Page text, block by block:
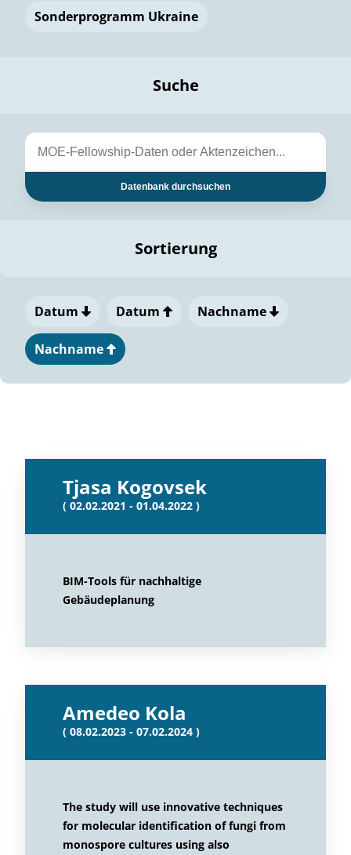
Sonderprogramm Ukraine
Suche
Datenbank durchsuchen
Sortierung
Datum Datum Nachname
Nachname
Tjasa Kogovsek
( 02.02.2021 - 01.04.2022 )
BIM-Tools für nachhaltige
Gebäudeplanung
Amedeo Kola
( 08.02.2023 - 07.02.2024 )
The study will use innovative techniques
for molecular identification of fungi from
monospore cultures using also